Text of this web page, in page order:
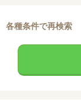
各種条件で再検索